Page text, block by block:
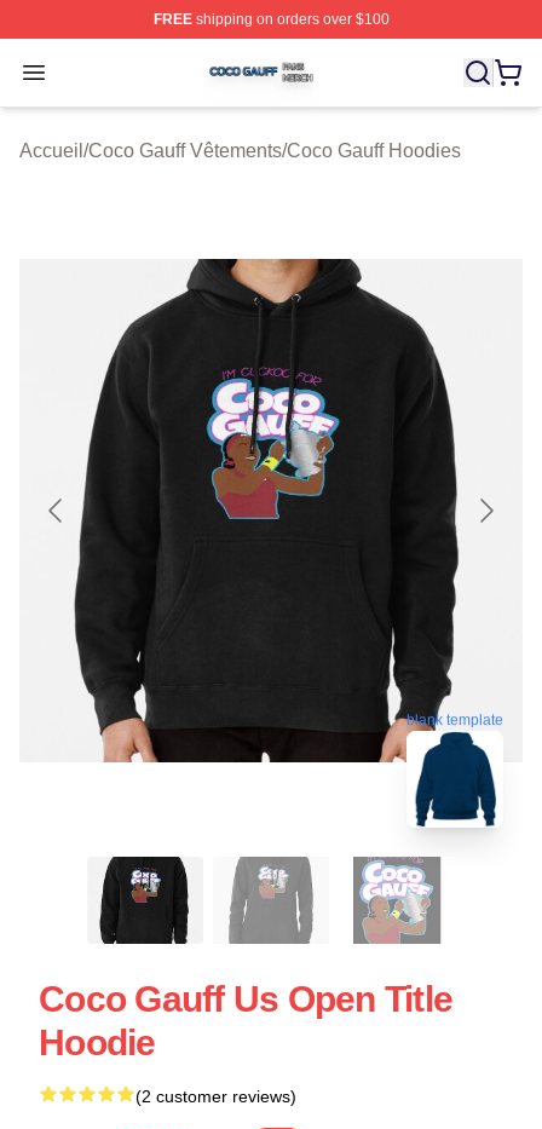
FREEshipping on orders over $100
Open menu
Coco Gauff Shop ⚡️ Officially Licensed Coco Gauff
Accueil /Coco Gauff Vêtements/Coco Gauff Hoodies
blank template
Coco Gauff Us Open Title
Hoodie
(2 customer reviews)